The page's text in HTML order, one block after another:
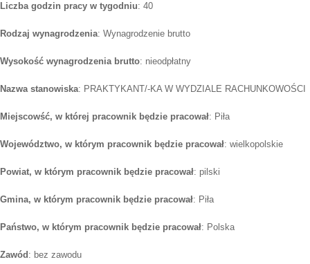
Liczba godzin pracy w tygodniu: 40
Rodzaj wynagrodzenia: Wynagrodzenie brutto
Wysokość wynagrodzenia brutto: nieodpłatny
Nazwa stanowiska: PRAKTYKANT/-KA W WYDZIALE RACHUNKOWOŚCI
Miejscowść, w której pracownik będzie pracował: Piła
Województwo, w którym pracownik będzie pracował: wielkopolskie
Powiat, w którym pracownik będzie pracował: pilski
Gmina, w którym pracownik będzie pracował: Piła
Państwo, w którym pracownik będzie pracował: Polska
Zawód : bez zawodu